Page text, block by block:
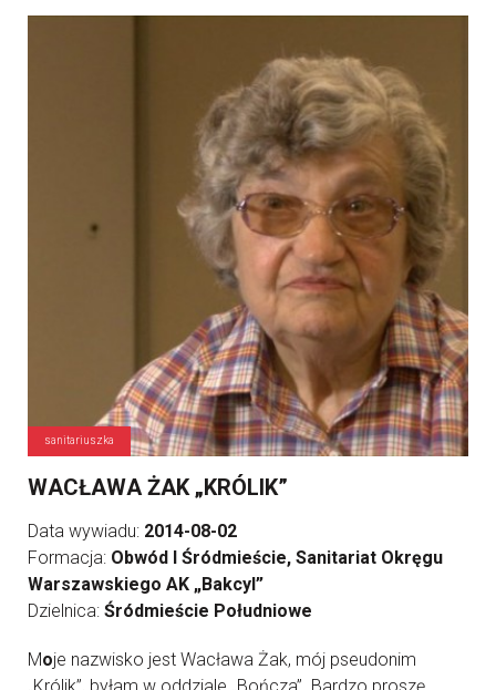
sanitariuszka
WACŁAWA ŻAK „KRÓLIK”
Data wywiadu: 2014-08-02
Formacja: Obwód I Śródmieście, Sanitariat Okręgu
Warszawskiego AK „Bakcyl”
Dzielnica: Śródmieście Południowe
Moje nazwisko jest Wacława Żak, mój pseudonim